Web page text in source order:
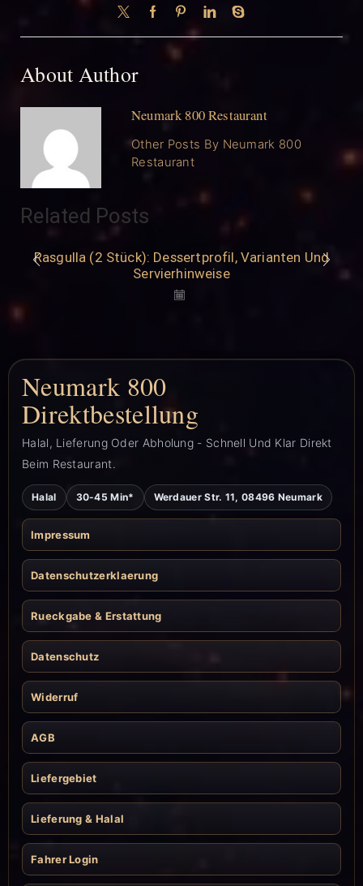
About Author
Neumark 800 Restaurant
Other Posts By Neumark 800
Restaurant
Related Posts
Rasgulla (2 Stück): Dessertprofil, Varianten Und
Servierhinweise
Neumark 800
Direktbestellung
Halal, Lieferung Oder Abholung - Schnell Und Klar Direkt
Beim Restaurant.
Halal 30-45 Min* Werdauer Str. 11, 08496 Neumark
Impressum
Datenschutzerklaerung
Rueckgabe & Erstattung
Datenschutz
Widerruf
AGB
Liefergebiet
Lieferung & Halal
Fahrer Login